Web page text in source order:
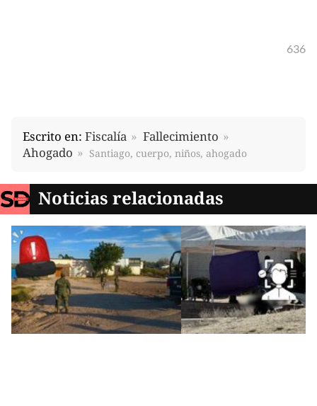
636
Escrito en: Fiscalía
Fallecimiento
Ahogado
Santiago, cuerpo, niños, ahogado
Noticias relacionadas